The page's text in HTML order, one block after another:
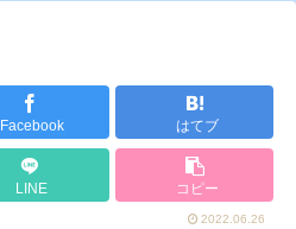
Facebook はてブ
LINE コピー
2022.06.26